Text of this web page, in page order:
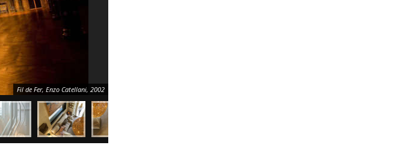
Fil de Fer, Enzo Catellani, 2002